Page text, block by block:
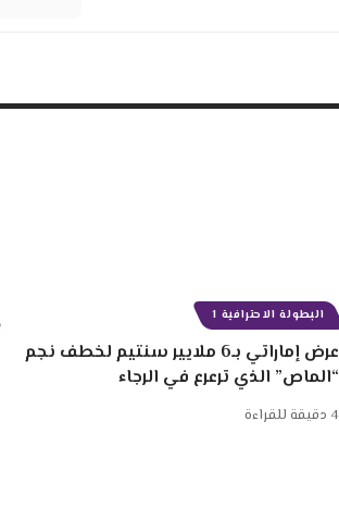
البطولة الاحترافية 1
عرض إماراتي بـ6 ملايير سنتيم لخطف نجم
“الماص” الذي ترعرع في الرجاء
4 دقيقة للقراءة